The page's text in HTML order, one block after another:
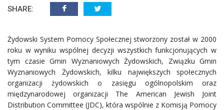
SHARE:
Żydowski System Pomocy Społecznej stworzony został w 2000
roku w wyniku wspólnej decyzji wszystkich funkcjonujących w
tym czasie Gmin Wyznaniowych Żydowskich, Związku Gmin
Wyznaniowych Żydowskich, kilku największych społecznych
organizacji żydowskich o zasięgu ogólnopolskim oraz
międzynarodowej organizacji The American Jewish Joint
Distribution Committee (JDC), która wspólnie z Komisją Pomocy